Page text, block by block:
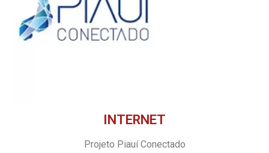
INTERNET
Projeto Piauí Conectado